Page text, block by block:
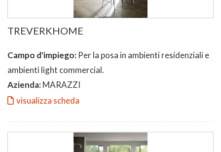
TREVERKHOME
Campo d'impiego: Per la posa in ambienti residenziali e
ambienti light commercial.
Azienda:MARAZZI
visualizza scheda